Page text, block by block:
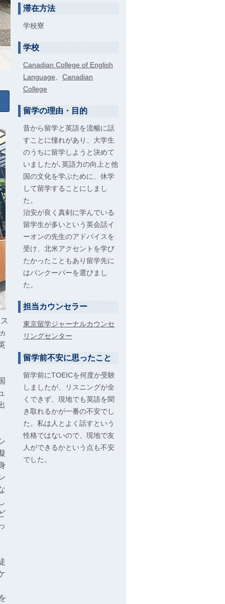
滞在方法
学校寮
学校
Canadian College of English
Language
Canadian
College
留学の理由・目的
昔から留学と英語を流暢に話
すことに憧れがあり、大学生
のうちに留学しようと決めて
いましたが､英語力の向上と他
国の文化を学ぶために、休学
して留学することにしまし
た。
治安が良く真剣に学んでいる
留学生が多いという英会話イ
ーオンの先生のアドバイスを
受け、北米アクセントを学び
たかったこともあり留学先に
はバンクーバーを選びまし
た。
担当カウンセラー
東京留学ジャーナルカウンセ
リングセンター
留学前不安に思ったこと
留学前にTOEICを何度か受験
しましたが、リスニングが全
くできず、現地でも英語を聞
き取れるかが一番の不安でし
た。私は人とよく話すという
性格ではないので、現地で友
人ができるかという点も不安
でした。